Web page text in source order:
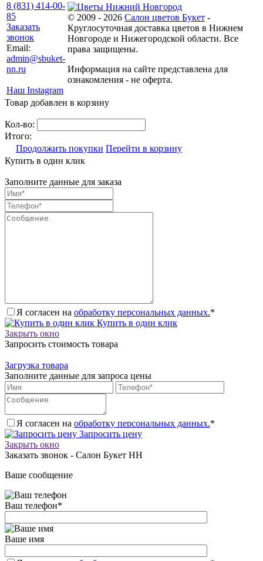
8 (831) 414-00-
85
Заказать
звонок
Email:
admin@sbuket-
nn.ru
Наш Instagram
© 2009 - 2026 Салон цветов Букет -
Круглосуточная доставка цветов в Нижнем
Новгороде и Нижегородской области. Все
права защищены.
Информация на сайте представлена для
ознакомления - не оферта.
Товар добавлен в корзину
Кол-во:
Итого:
Продолжить покупки Перейти в корзину
Купить в один клик
Заполните данные для заказа
Я согласен на обработку персональных данных.*
Купить в один клик
Закрыть окно
Запросить стоимость товара
Загрузка товара
Заполните данные для запроса цены
Я согласен на обработку персональных данных.*
Запросить цену
Закрыть окно
Заказать звонок - Салон Букет НН
Ваше сообщение
Ваш телефон*
Ваше имя